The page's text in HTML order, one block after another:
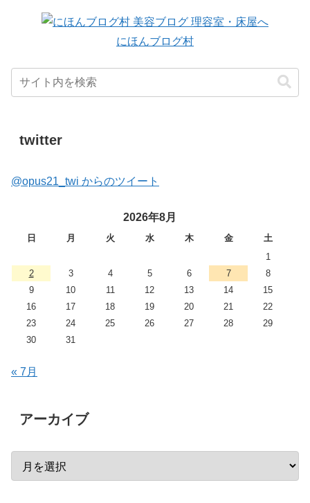
にほんブログ村
twitter
@opus21_twi からのツイート
2026年8月
日 月 火 水 木 金
土
1
2
3 4 5 6 7
8
9
10 11 12 13 14
15
16
17 18 19 20 21
22
23
24 25 26 27 28
29
30
31
« 7月
アーカイブ